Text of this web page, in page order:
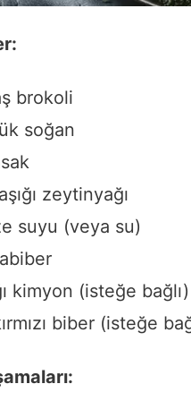
brokoli
soğan
zeytinyağı
suyu (veya su)
kimyon (isteğe bağlı)
biber (isteğe